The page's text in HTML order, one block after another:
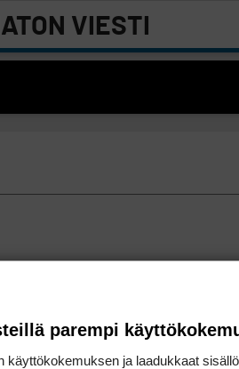
VIESTI
parempi
käyttökokemuksen ja laadukkaat